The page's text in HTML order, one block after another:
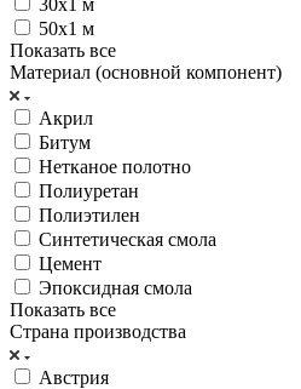
50х1 м
Показать все
Материал (основной компонент)
Акрил
Битум
Нетканое полотно
Полиуретан
Полиэтилен
Синтетическая смола
Цемент
Эпоксидная смола
Показать все
Страна производства
Австрия